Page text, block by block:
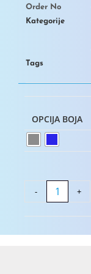
Order No
Kategorije
Tags
OPCIJA BOJA
- +